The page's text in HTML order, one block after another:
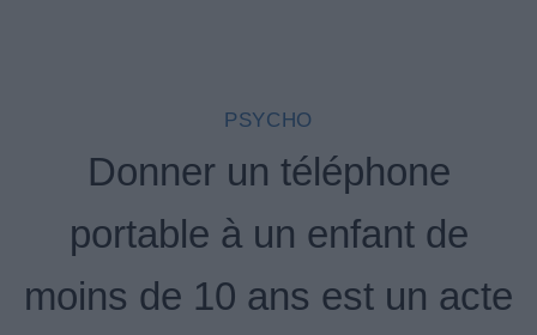
PSYCHO
Donner un téléphone
portable à un enfant de
moins de 10 ans est un acte